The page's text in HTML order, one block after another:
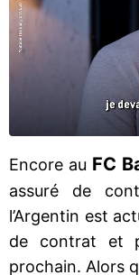
Encore au FC
assuré de
l’Argentin est
de contrat et
prochain. Alors